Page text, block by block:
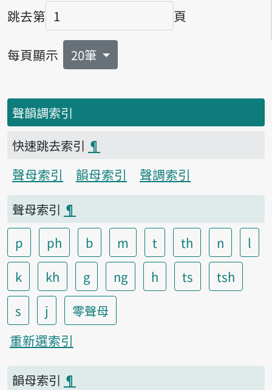
跳去第
頁碼
頁
每頁顯示 20筆
聲韻調索引
快速跳去索引 ¶
聲母索引
韻母索引
聲調索引
聲母索引 ¶
p
ph b m t th n
l
k
kh g ng h ts
tsh
s
j
零聲母
重新選索引
韻母索引 ¶